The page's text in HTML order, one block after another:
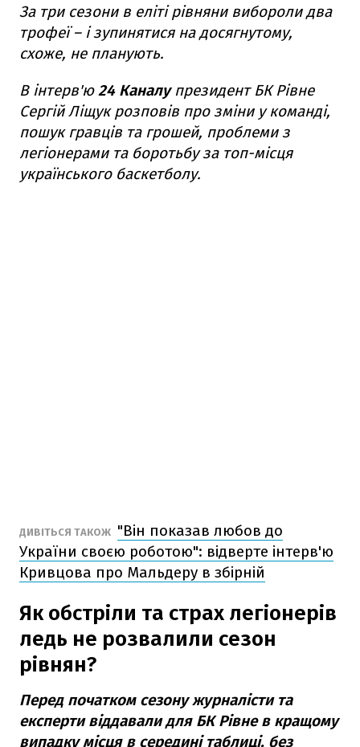
За три сезони в еліті рівняни вибороли два
трофеї – і зупинятися на досягнутому,
схоже, не планують.
В інтерв'ю24 Каналупрезидент БК Рівне
Сергій Ліщук розповів про зміни у команді,
пошук гравців та грошей, проблеми з
легіонерами та боротьбу за топ-місця
українського баскетболу.
ДИВІТЬСЯ ТАКОЖ "Він показав любов до
України своєю роботою": відверте інтерв'ю
Кривцова про Мальдеру в збірній
Як обстріли та страх легіонерів
ледь не розвалили сезон
рівнян?
Перед початком сезону журналісти та
експерти віддавали для БК Рівне в кращому
випадку місця в середині таблиці, без